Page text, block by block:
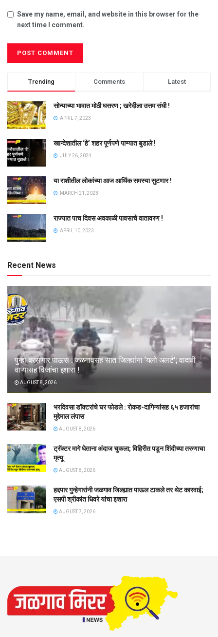
Save my name, email, and website in this browser for the
next time I comment.
Trending Comments Latest
सोन्याच्या भावात मोठी घसरण ; खरेदीला उत्तम संधी !
APRIL 7, 2023
खान्देशातील ‘हे’ शहर पूर्णपणे पाण्यात बुडाले !
JULY 26, 2024
या राशीतील लोकांच्या आज आर्थिक समस्या सुटणार !
MARCH 21, 2023
राज्यात पाच दिवस अवकाळी पावसाचे वातावरण !
APRIL 10, 2023
Recent News
पुन्हा बरसणार पाऊस : जळगावसह सात जिल्ह्यांना ‘यलो अलर्ट’; वादळी
वाऱ्यासह विजांचा इशारा !
AUGUST 8, 2026
भरदिवसा डॉक्टरांचे घर फोडले : रोकड-दागिन्यांसह ६५ हजारांचा
मुद्देमाल लंपास
AUGUST 8, 2026
ट्रॅक्टर मागे घेताना अंदाज चुकला; विहिरीत पडून शिंदीच्या तरुणाचा
मृत्यू
AUGUST 8, 2026
हद्दपार गुन्हेगारांनी जळगाव जिल्ह्यात पाऊल टाकले तर थेट कारवाई;
एसपी श्रीकांत धिवरे यांचा इशारा
AUGUST 7, 2026